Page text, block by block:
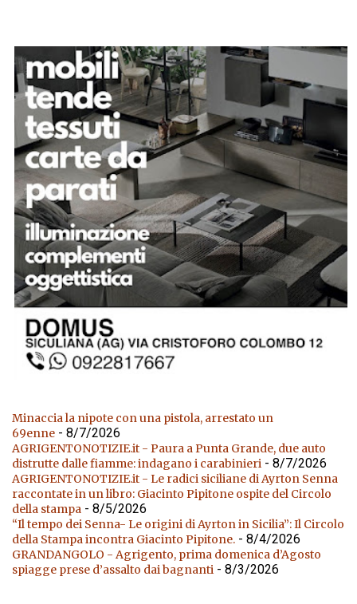
Minaccia la nipote con una pistola, arrestato un
69enne - 8/7/2026
AGRIGENTONOTIZIE.it - Paura a Punta Grande, due auto
distrutte dalle fiamme: indagano i carabinieri - 8/7/2026
AGRIGENTONOTIZIE.it - Le radici siciliane di Ayrton Senna
raccontate in un libro: Giacinto Pipitone ospite del Circolo
della stampa - 8/5/2026
“Il tempo dei Senna- Le origini di Ayrton in Sicilia”: Il Circolo
della Stampa incontra Giacinto Pipitone. - 8/4/2026
GRANDANGOLO - Agrigento, prima domenica d’Agosto
spiagge prese d’assalto dai bagnanti - 8/3/2026